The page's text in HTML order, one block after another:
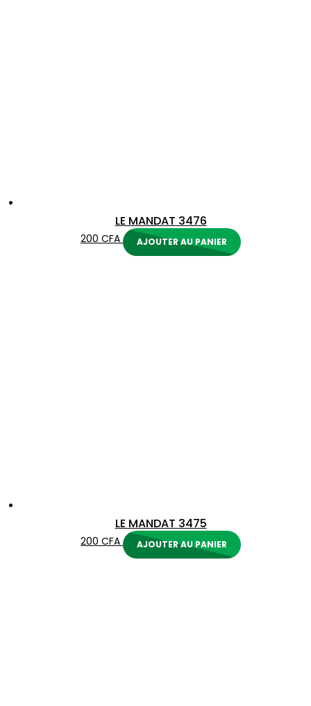
LE MANDAT 3476
200 CFA AJOUTER AU PANIER
LE MANDAT 3475
200 CFA AJOUTER AU PANIER